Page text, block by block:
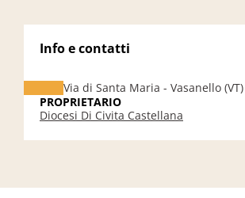
Info e contatti
Via di Santa Maria - Vasanello (VT)
PROPRIETARIO
Diocesi Di Civita Castellana